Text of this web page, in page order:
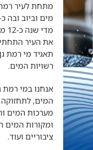
מתחת לעיר
מדי שנה כ-12 מיליון קו"ב מים ושפכים.
את העיר
רשויות המים.
אנחנו במי רמת
המים,
מערכות המים
ומקורות המים
ציבוריים ועוד.